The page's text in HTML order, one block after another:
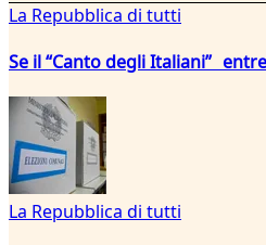
La Repubblica di tutti
Se il “Canto degli Italiani”
La Repubblica di tutti